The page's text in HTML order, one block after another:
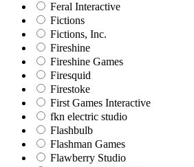
Feral Interactive
Fictions
Fictions, Inc.
Fireshine
Fireshine Games
Firesquid
Firestoke
First Games Interactive
fkn electric studio
Flashbulb
Flashman Games
Flawberry Studio